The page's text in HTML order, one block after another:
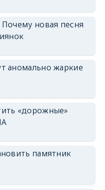
новая песня
аномально жаркие
«дорожные»
памятник